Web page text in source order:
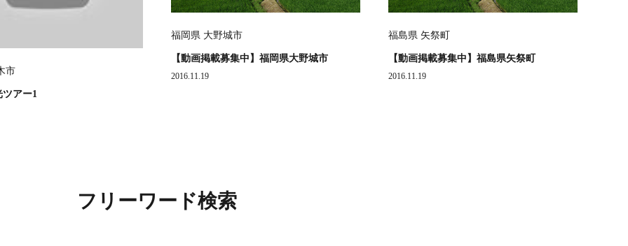
市
アー1
福岡県 大野城市
【動画掲載募集中】福岡県大野城市
2016.11.19
福島県 矢祭町
【動画掲載募集中】福島県矢祭町
2016.11.19
フリーワード検索